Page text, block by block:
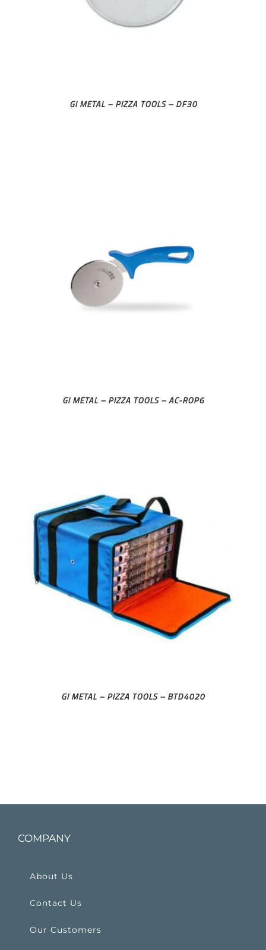
GI METAL – PIZZA TOOLS – DF30
GI METAL – PIZZA TOOLS – AC-ROP6
GI METAL – PIZZA TOOLS – BTD4020
COMPANY
About Us
Contact Us
Our Customers